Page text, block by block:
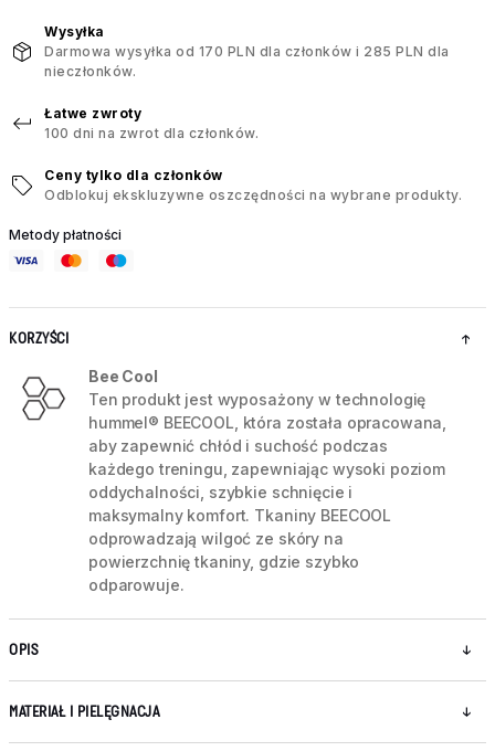
Wysyłka
Darmowa wysyłka od 170 PLN dla członków i 285 PLN dla
nieczłonków.
Łatwe zwroty
100 dni na zwrot dla członków.
Ceny tylko dla członków
Odblokuj ekskluzywne oszczędności na wybrane produkty.
Metody płatności
KORZYŚCI
Bee Cool
Ten produkt jest wyposażony w technologię
hummel® BEECOOL, która została opracowana,
aby zapewnić chłód i suchość podczas
każdego treningu, zapewniając wysoki poziom
oddychalności, szybkie schnięcie i
maksymalny komfort. Tkaniny BEECOOL
odprowadzają wilgoć ze skóry na
powierzchnię tkaniny, gdzie szybko
odparowuje.
OPIS
MATERIAŁ I PIELĘGNACJA